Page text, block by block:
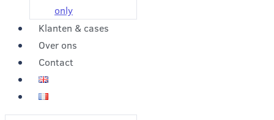
only
Klanten & cases
Over ons
Contact